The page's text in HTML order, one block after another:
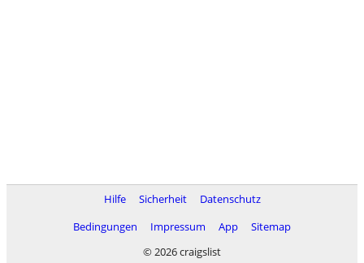
Hilfe Sicherheit
Datenschutz
Bedingungen
Impressum App
Sitemap
© 2026 craigslist